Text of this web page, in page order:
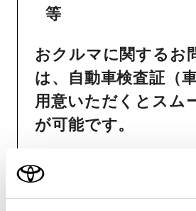
等
おクルマに関するお
は、自動車検査証（
用意いただくとスム
が可能です。
リコール等情報